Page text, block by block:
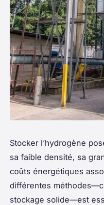
Stocker l’hydrogène
sa faible densité, sa
coûts énergétiques
différentes
stockage solide—est